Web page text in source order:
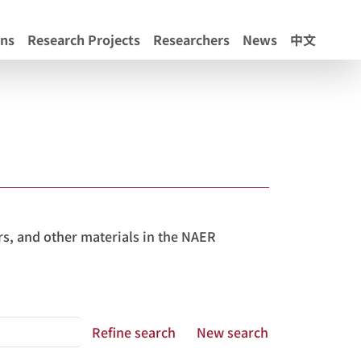
Research Projects Researchers News 中文
and other materials in the NAER
Refine search
New search